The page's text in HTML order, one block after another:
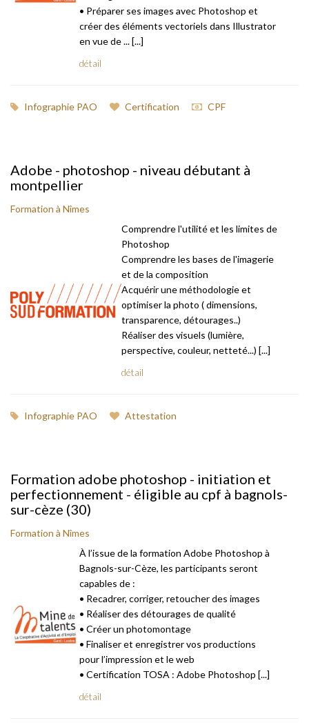
• Préparer ses images avec Photoshop et
créer des éléments vectoriels dans Illustrator
en vue de ... [...]
détail
Infographie PAO Certification CPF
Adobe - photoshop - niveau débutant à
montpellier
Formation à Nîmes
Comprendre l'utilité et les limites de
Photoshop
Comprendre les bases de l'imagerie
et de la composition
Acquérir une méthodologie et
optimiser la photo ( dimensions,
transparence, détourages..)
Réaliser des visuels (lumière,
perspective, couleur, netteté...) [...]
détail
Infographie PAO Attestation
Formation adobe photoshop - initiation et
perfectionnement - éligible au cpf à bagnols-
sur-cèze (30)
Formation à Nîmes
À l’issue de la formation Adobe Photoshop à
Bagnols-sur-Cèze, les participants seront
capables de :
• Recadrer, corriger, retoucher des images
• Réaliser des détourages de qualité
• Créer un photomontage
• Finaliser et enregistrer vos productions
pour l’impression et le web
• Certification TOSA : Adobe Photoshop [...]
détail